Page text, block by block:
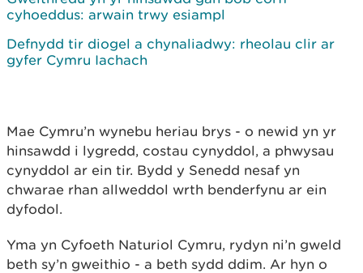
cyhoeddus: arwain trwy esiampl
Defnydd tir diogel a chynaliadwy: rheolau clir ar
gyfer Cymru Iachach
Mae Cymru’n wynebu heriau brys - o newid yn yr
hinsawdd i lygredd, costau cynyddol, a phwysau
cynyddol ar ein tir. Bydd y Senedd nesaf yn
chwarae rhan allweddol wrth benderfynu ar ein
dyfodol.
Yma yn Cyfoeth Naturiol Cymru, rydyn ni’n gweld
beth sy’n gweithio - a beth sydd ddim. Ar hyn o